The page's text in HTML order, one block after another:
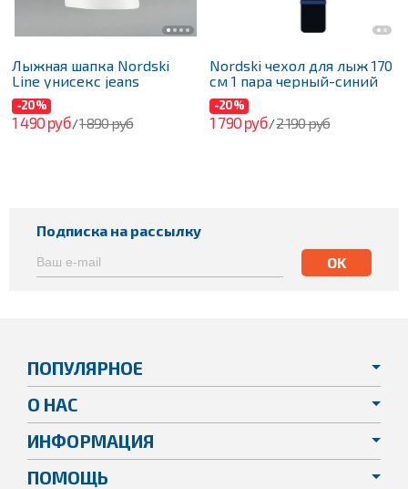
Лыжная шапка Nordski
Line унисекс jeans
-20%
1 490 руб/1 890 руб
Nordski чехол для лыж 170
см 1 пара черный-синий
-20%
1 790 руб/2 190 руб
Подписка на рассылку
ПОПУЛЯРНОЕ
О НАС
ИНФОРМАЦИЯ
ПОМОЩЬ